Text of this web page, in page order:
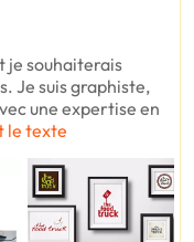
je souhaiterais
Je suis graphiste,
une expertise en
le texte